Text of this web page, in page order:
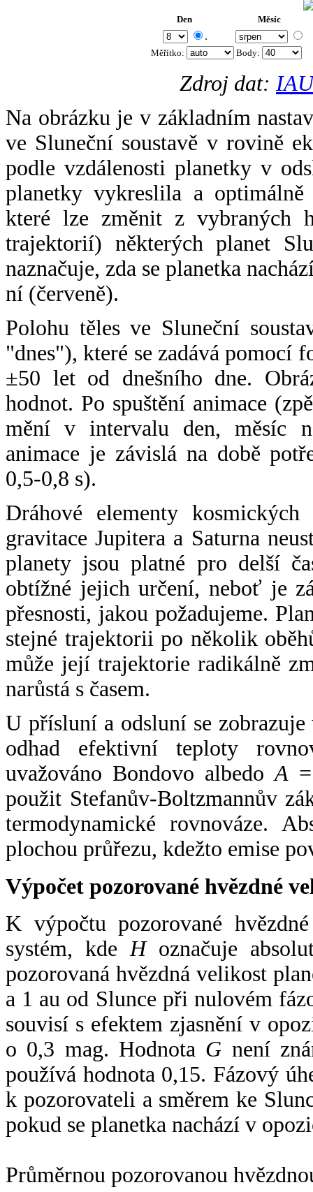
Den Měsíc
.
Měřítko: Body:
Zdroj dat:
Na obrázku je v základním
ve Sluneční soustavě v rovině
podle vzdálenosti planetky v
planetky vykreslila a
které lze změnit z vybraných
trajektorií) některých planet
naznačuje, zda se planetka
ní (červeně).
Polohu těles ve Sluneční
"dnes"), které se zadává pomocí
±50 let od dnešního dne.
hodnot. Po spuštění animace
mění v intervalu den, měsíc
animace je závislá na době
0,5-0,8 s).
Dráhové elementy
gravitace Jupitera a Saturna
planety jsou platné pro delší
obtížné jejich určení, neboť je
přesnosti, jakou požadujeme.
stejné trajektorii po několik
může její trajektorie radikálně
narůstá s časem.
U přísluní a odsluní se
odhad efektivní teploty
uvažováno Bondovo albedoA
použit Stefanův-Boltzmannův
termodynamické rovnováze.
plochou průřezu, kdežto emise
Výpočet pozorované hvězdné
K výpočtu pozorované
systém, kde Hoznačuje
pozorovaná hvězdná velikost
a 1 au od Slunce při nulovém
souvisí s efektem zjasnění v
o 0,3 mag. Hodnota G není
používá hodnota 0,15. Fázový
k pozorovateli a směrem ke
pokud se planetka nachází v
Průměrnou pozorovanou